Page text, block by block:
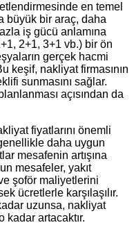
en temel
büyük bir araç, daha
iş gücü anlamına
2+1, 3+1 vb.) bir ön
gerçek hacmi
keşif, nakliyat firmasının
sunmasını sağlar.
açısından da
fiyatlarını önemli
daha uygun
mesafenin artışına
mesafeler, yakıt
şoför maliyetlerini
ücretlerle karşılaşılır.
uzunsa, nakliyat
kadar artacaktır.